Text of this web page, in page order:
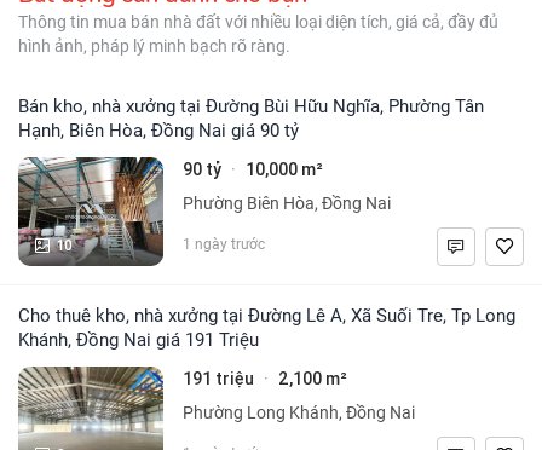
Thông tin mua bán nhà đất với nhiều loại diện tích, giá cả, đầy đủ
hình ảnh, pháp lý minh bạch rõ ràng.
Bán kho, nhà xưởng tại Đường Bùi Hữu Nghĩa, Phường Tân
Hạnh, Biên Hòa, Đồng Nai giá 90 tỷ
10
90 tỷ · 10,000 m²
Phường Biên Hòa, Đồng Nai
1 ngày trước
Cho thuê kho, nhà xưởng tại Đường Lê A, Xã Suối Tre, Tp Long
Khánh, Đồng Nai giá 191 Triệu
191 triệu · 2,100 m²
Phường Long Khánh, Đồng Nai